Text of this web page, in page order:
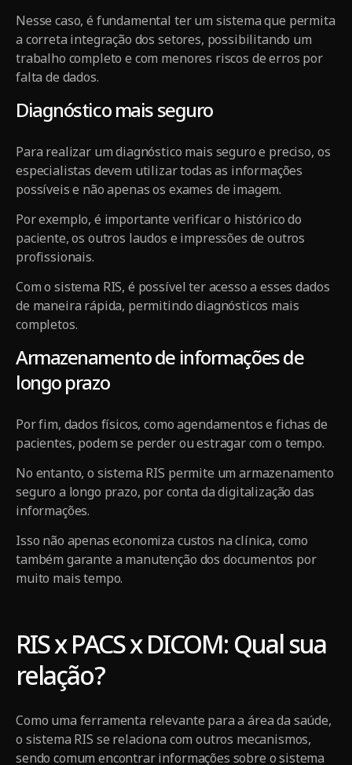
Nesse caso, é fundamental ter um sistema que permita
a correta integração dos setores, possibilitando um
trabalho completo e com menores riscos de erros por
falta de dados.
Diagnóstico mais seguro
Para realizar um diagnóstico mais seguro e preciso, os
especialistas devem utilizar todas as informações
possíveis e não apenas os exames de imagem.
Por exemplo, é importante verificar o histórico do
paciente, os outros laudos e impressões de outros
profissionais.
Com o sistema RIS, é possível ter acesso a esses dados
de maneira rápida, permitindo diagnósticos mais
completos.
Armazenamento de informações de
longo prazo
Por fim, dados físicos, como agendamentos e fichas de
pacientes, podem se perder ou estragar com o tempo.
No entanto, o sistema RIS permite um armazenamento
seguro a longo prazo, por conta da digitalização das
informações.
Isso não apenas economiza custos na clínica, como
também garante a manutenção dos documentos por
muito mais tempo.
RIS x PACS x DICOM: Qual sua
relação?
Como uma ferramenta relevante para a área da saúde,
o sistema RIS se relaciona com outros mecanismos,
sendo comum encontrar informações sobre o sistema